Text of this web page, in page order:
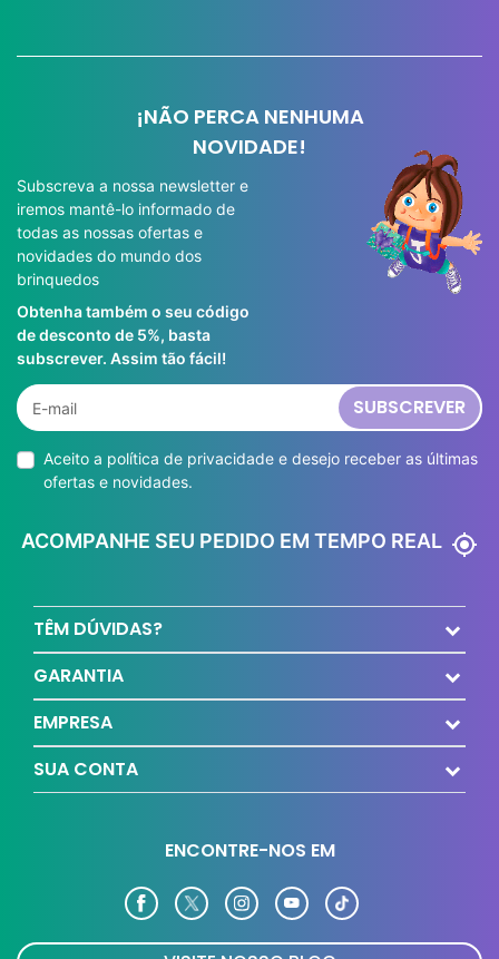
¡NÃO PERCA NENHUMA
NOVIDADE!
Subscreva a nossa newsletter e
iremos mantê-lo informado de
todas as nossas ofertas e
novidades do mundo dos
brinquedos
Obtenha também o seu código
de desconto de 5%, basta
subscrever. Assim tão fácil!
SUBSCREVER
Aceito a política de privacidade e desejo receber as últimas
ofertas e novidades.
ACOMPANHE SEU PEDIDO EM TEMPO REAL my_location
TÊM DÚVIDAS?
GARANTIA
EMPRESA
SUA CONTA
ENCONTRE-NOS EM